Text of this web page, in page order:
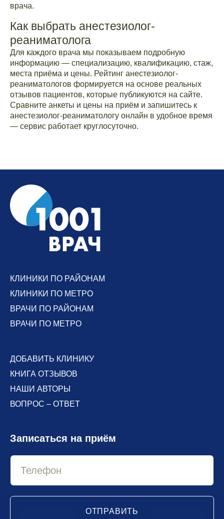
врача.
Как выбрать анестезиолог-
реаниматолога
Для каждого врача мы показываем подробную
информацию — специализацию, квалификацию, стаж,
места приёма и цены. Рейтинг анестезиолог-
реаниматологов формируется на основе реальных
отзывов пациентов, которые публикуются на сайте.
Сравните анкеты и цены на приём и запишитесь к
анестезиолог-реаниматологу онлайн в удобное время
— сервис работает круглосуточно.
КЛИНИКИ ПО РАЙОНАМ
КЛИНИКИ ПО МЕТРО
ВРАЧИ ПО РАЙОНАМ
ВРАЧИ ПО МЕТРО
ДОБАВИТЬ КЛИНИКУ
КНИГА ОТЗЫВОВ
НАШИ АВТОРЫ
ВОПРОС – ОТВЕТ
Записаться на приём
ОТПРАВИТЬ